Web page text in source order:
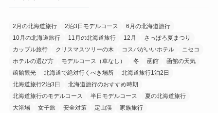
2月の北海道旅行 2泊3日モデルコース
6月の北海道旅行
10月の北海道旅行
11月の北海道旅行 12月
さっぽろ夏まつり
カップル旅行
クリスマスツリーの木 コスパがいいホテル
ニセコ
ホテルの選び方
モデルコース（車なし） 冬 函館
函館の天気
函館観光
北海道で絶対行くべき場所
北海道旅行1泊2日
北海道旅行2泊3日
北海道旅行のおすすめ時期
北海道旅行のモデルコース
半日モデルコース
夏の北海道旅行
大浴場
女子旅 安全対策 定山渓
家族旅行